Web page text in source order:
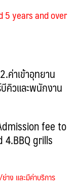
5 years and over
ค่าเข้าอุทยาน
คิวและพนักงาน
fee to
grills
าง และมีค่าบริการ